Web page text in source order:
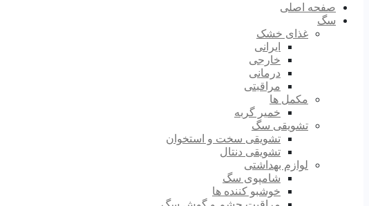
صفحه اصلی
سگ
غذای خشک
ایرانی
خارجی
درمانی
مراقبتی
مکمل ها
خمیر گربه
تشویقی سگ
تشویقی سخت و استخوان
تشویقی دنتال
لوازم بهداشتی
شامپوی سگ
خوشبو کننده ها